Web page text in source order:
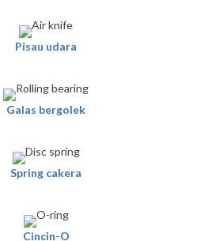
Pisau udara
Galas bergolek
Spring cakera
Cincin-O